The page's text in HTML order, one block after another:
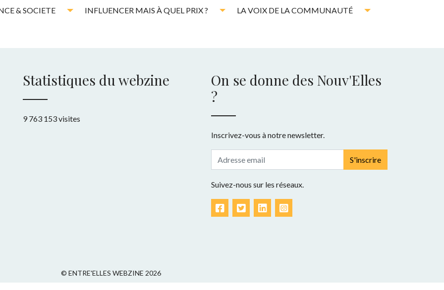
& SOCIETE Toggle Dropdown
INFLUENCER MAIS À QUEL PRIX ? Toggle Dropdown
LA VOIX DE LA COMMUNAUTÉ Toggle Dropdown
Statistiques du webzine
9 763 153 visites
On se donne des Nouv'Elles
?
Inscrivez-vous à notre newsletter.
S'inscrire
Suivez-nous sur les réseaux.
FacebookTwitterLinkedIn
© ENTRE'ELLES WEBZINE 2026